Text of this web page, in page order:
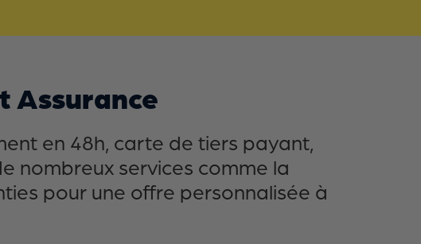
Assurance
en 48h, carte de tiers payant,
nombreux services comme la
pour une offre personnalisée à